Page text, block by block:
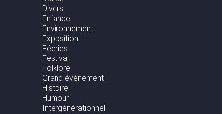
Divers
Enfance
Environnement
Exposition
Féeries
Festival
Folklore
Grand événement
Histoire
Humour
Intergénérationnel